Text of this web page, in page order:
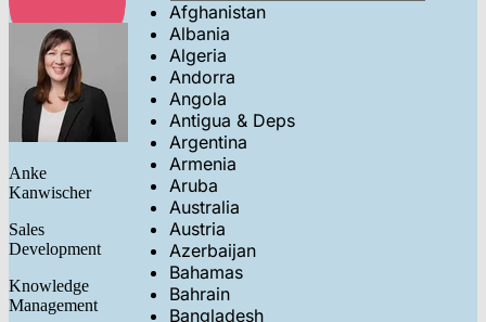
Anke
Kanwischer
Sales
Development
Knowledge
Management
Afghanistan
Albania
Algeria
Andorra
Angola
Antigua & Deps
Argentina
Armenia
Aruba
Australia
Austria
Azerbaijan
Bahamas
Bahrain
Bangladesh